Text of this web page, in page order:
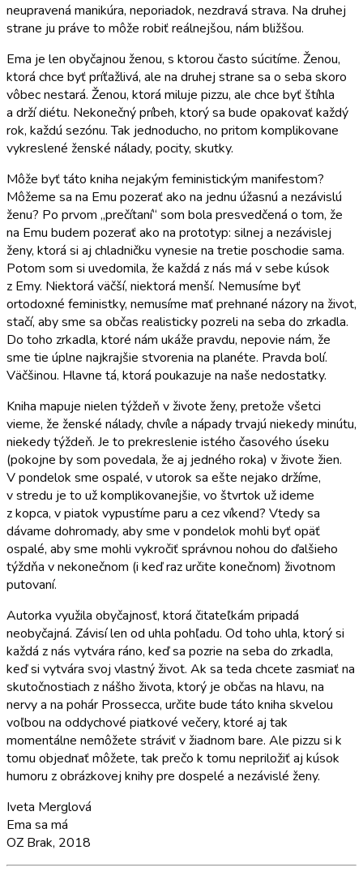
neupravená manikúra, neporiadok, nezdravá strava. Na druhej
strane ju práve to môže robiť reálnejšou, nám bližšou.
Ema je len obyčajnou ženou, s ktorou často súcitíme. Ženou,
ktorá chce byť príťažlivá, ale na druhej strane sa o seba skoro
vôbec nestará. Ženou, ktorá miluje pizzu, ale chce byť štíhla
a drží diétu. Nekonečný príbeh, ktorý sa bude opakovať každý
rok, každú sezónu. Tak jednoducho, no pritom komplikovane
vykreslené ženské nálady, pocity, skutky.
Môže byť táto kniha nejakým feministickým manifestom?
Môžeme sa na Emu pozerať ako na jednu úžasnú a nezávislú
ženu? Po prvom „prečítaní“ som bola presvedčená o tom, že
na Emu budem pozerať ako na prototyp: silnej a nezávislej
ženy, ktorá si aj chladničku vynesie na tretie poschodie sama.
Potom som si uvedomila, že každá z nás má v sebe kúsok
z Emy. Niektorá väčší, niektorá menší. Nemusíme byť
ortodoxné feministky, nemusíme mať prehnané názory na život,
stačí, aby sme sa občas realisticky pozreli na seba do zrkadla.
Do toho zrkadla, ktoré nám ukáže pravdu, nepovie nám, že
sme tie úplne najkrajšie stvorenia na planéte. Pravda bolí.
Väčšinou. Hlavne tá, ktorá poukazuje na naše nedostatky.
Kniha mapuje nielen týždeň v živote ženy, pretože všetci
vieme, že ženské nálady, chvíle a nápady trvajú niekedy minútu,
niekedy týždeň. Je to prekreslenie istého časového úseku
(pokojne by som povedala, že aj jedného roka) v živote žien.
V pondelok sme ospalé, v utorok sa ešte nejako držíme,
v stredu je to už komplikovanejšie, vo štvrtok už ideme
z kopca, v piatok vypustíme paru a cez víkend? Vtedy sa
dávame dohromady, aby sme v pondelok mohli byť opäť
ospalé, aby sme mohli vykročiť správnou nohou do ďalšieho
týždňa v nekonečnom (i keď raz určite konečnom) životnom
putovaní.
Autorka využila obyčajnosť, ktorá čitateľkám pripadá
neobyčajná. Závisí len od uhla pohľadu. Od toho uhla, ktorý si
každá z nás vytvára ráno, keď sa pozrie na seba do zrkadla,
keď si vytvára svoj vlastný život. Ak sa teda chcete zasmiať na
skutočnostiach z nášho života, ktorý je občas na hlavu, na
nervy a na pohár Prossecca, určite bude táto kniha skvelou
voľbou na oddychové piatkové večery, ktoré aj tak
momentálne nemôžete stráviť v žiadnom bare. Ale pizzu si k
tomu objednať môžete, tak prečo k tomu nepriložiť aj kúsok
humoru z obrázkovej knihy pre dospelé a nezávislé ženy.
Iveta Merglová
Ema sa má
OZ Brak, 2018